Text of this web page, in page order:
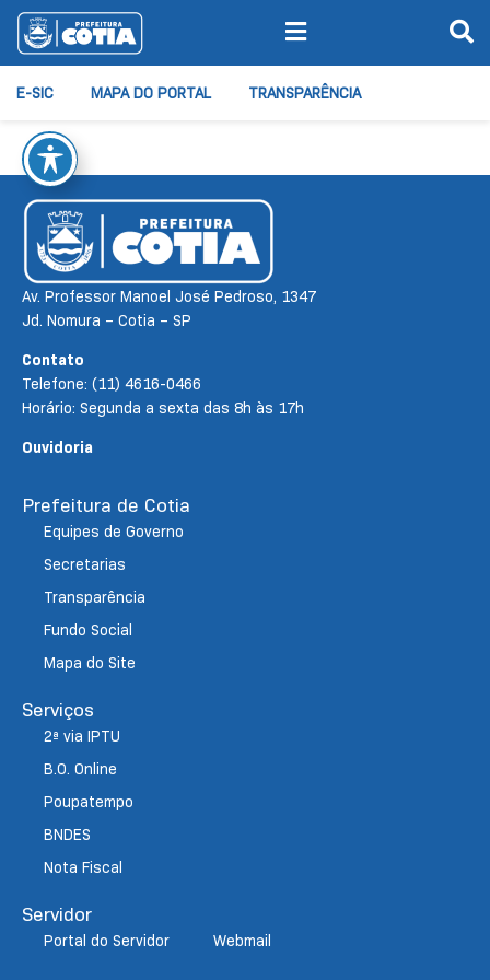
E-SIC MAPA DO PORTAL TRANSPARÊNCIA
Av. Professor Manoel José Pedroso, 1347
Jd. Nomura – Cotia – SP
Contato
Telefone: (11) 4616-0466
Horário: Segunda a sexta das 8h às 17h
Ouvidoria
Prefeitura de Cotia
Equipes de Governo
Secretarias
Transparência
Fundo Social
Mapa do Site
Serviços
2ª via IPTU
B.O. Online
Poupatempo
BNDES
Nota Fiscal
Servidor
Portal do Servidor Webmail